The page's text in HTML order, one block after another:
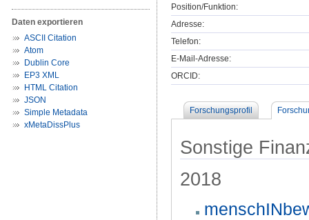
Daten exportieren
ASCII Citation
Atom
Dublin Core
EP3 XML
HTML Citation
JSON
Simple Metadata
xMetaDissPlus
Position/Funktion:
Adresse:
Telefon:
E-Mail-Adresse:
ORCID:
Forschungsprofil
Sonstige
2018